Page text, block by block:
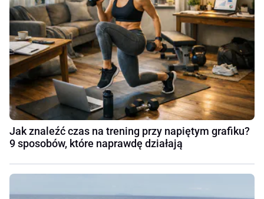
Jak znaleźć czas na trening przy napiętym grafiku?
9 sposobów, które naprawdę działają